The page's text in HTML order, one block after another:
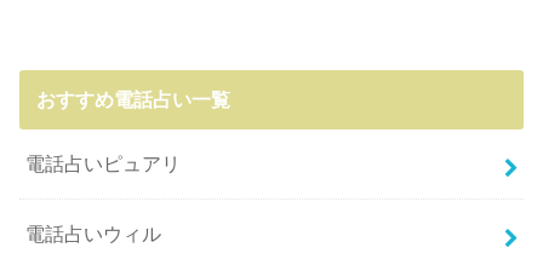
おすすめ電話占い一覧
電話占いピュアリ
電話占いウィル